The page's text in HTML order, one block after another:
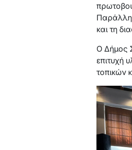
και τη
Ο Δήμος
επιτυχή
τοπικών